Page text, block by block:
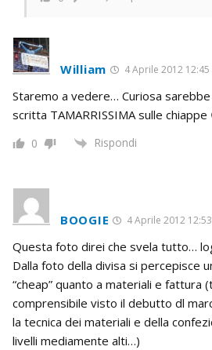
William 4 Aprile 2012 12:45
Staremo a vedere… Curiosa
scritta TAMARRISSIMA sulle chiappe
0 Rispondi
BOOGIE 4 Aprile 2012 12:53
Questa foto direi che svela tutto…
Dalla foto della divisa si percepisce
“cheap” quanto a materiali e fattura
comprensibile visto il debutto dl
la tecnica dei materiali e della
livelli mediamente alti…)